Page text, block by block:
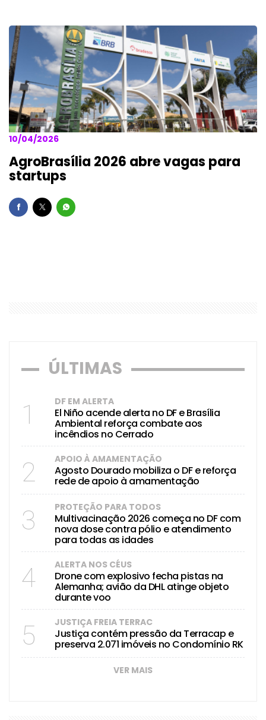
10/04/2026
AgroBrasília 2026 abre vagas para
startups
ÚLTIMAS
1 DF EM ALERTA
El Niño acende alerta no DF e Brasília
Ambiental reforça combate aos
incêndios no Cerrado
2 APOIO À AMAMENTAÇÃO
Agosto Dourado mobiliza o DF e reforça
rede de apoio à amamentação
3 PROTEÇÃO PARA TODOS
Multivacinação 2026 começa no DF com
nova dose contra pólio e atendimento
para todas as idades
4 ALERTA NOS CÉUS
Drone com explosivo fecha pistas na
Alemanha; avião da DHL atinge objeto
durante voo
5 JUSTIÇA FREIA TERRAC
Justiça contém pressão da Terracap e
preserva 2.071 imóveis no Condomínio RK
VER MAIS